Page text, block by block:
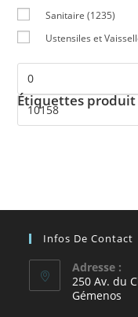
Sanitaire (1235)
Ustensiles et
Étiquettes produit
Infos De Contact
Adresse :
250 Av. du
Gémenos